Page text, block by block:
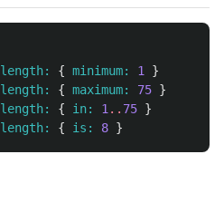
length: { minimum: 1 }
length: { maximum: 75 }
length: { in: 1 .. 75 }
length: { is: 8 }